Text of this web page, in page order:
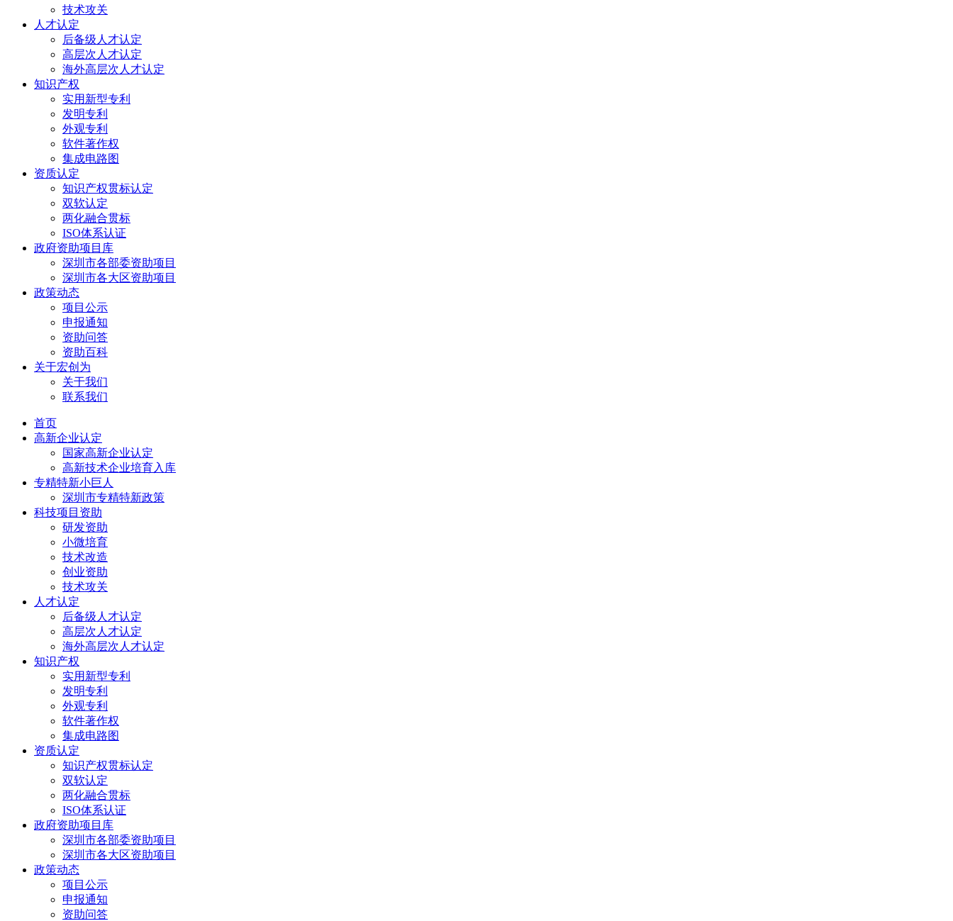
技术攻关
人才认定
后备级人才认定
高层次人才认定
海外高层次人才认定
知识产权
实用新型专利
发明专利
外观专利
软件著作权
集成电路图
资质认定
知识产权贯标认定
双软认定
两化融合贯标
ISO体系认证
政府资助项目库
深圳市各部委资助项目
深圳市各大区资助项目
政策动态
项目公示
申报通知
资助问答
资助百科
关于宏创为
关于我们
联系我们
首页
高新企业认定
国家高新企业认定
高新技术企业培育入库
专精特新小巨人
深圳市专精特新政策
科技项目资助
研发资助
小微培育
技术改造
创业资助
技术攻关
人才认定
后备级人才认定
高层次人才认定
海外高层次人才认定
知识产权
实用新型专利
发明专利
外观专利
软件著作权
集成电路图
资质认定
知识产权贯标认定
双软认定
两化融合贯标
ISO体系认证
政府资助项目库
深圳市各部委资助项目
深圳市各大区资助项目
政策动态
项目公示
申报通知
资助问答